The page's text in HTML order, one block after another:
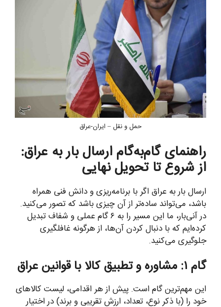
حمل و نقل – ایران-عراق
راهنمای گام‌به‌گام ارسال بار به عراق:
از شروع تا تحویل نهایی
ارسال بار به عراق اگر با برنامه‌ریزی و دانش فنی همراه
باشد، می‌تواند ساده‌تر از آن چیزی باشد که تصور می‌کنید.
در آنی‌بار، ما این مسیر را به ۶ گام عملی و شفاف تبدیل
کرده‌ایم که با دنبال کردن آن‌ها، از هرگونه غافلگیری
جلوگیری می‌کنید.
گام ۱: مشاوره و تطبیق کالا با قوانین عراق
این مهم‌ترین گام است. پیش از هر اقدامی، لیست کالاهای
خود را (با ذکر نوع، تعداد، ارزش تقریبی و برند) در اختیار